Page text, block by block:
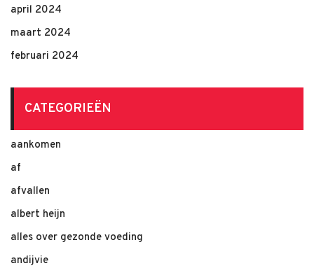
april 2024
maart 2024
februari 2024
CATEGORIEËN
aankomen
af
afvallen
albert heijn
alles over gezonde voeding
andijvie